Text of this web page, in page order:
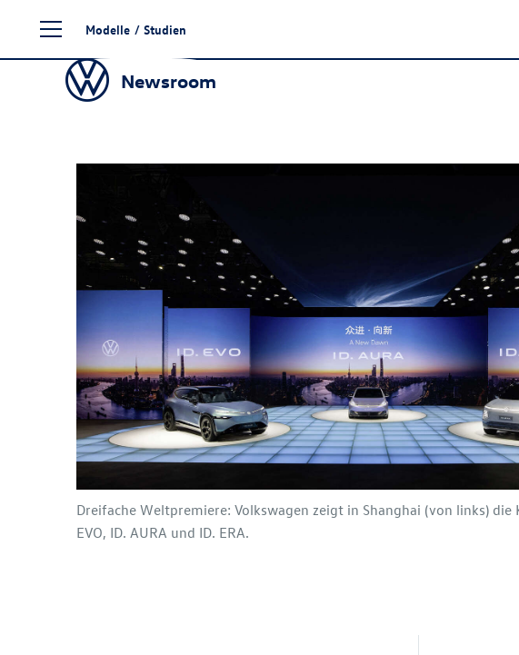
Seiteninhalt
springen
Modelle / Studien
Newsroom
Dreifache Weltpremiere: Volkswagen zeigt in Shanghai (von links) die
EVO, ID. AURA und ID. ERA.